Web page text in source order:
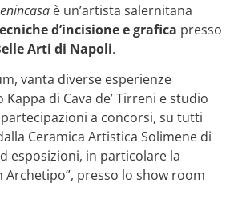
è un’artista salernitana
d’incisione e grafica presso
Arti di Napoli.
vanta diverse esperienze
di Cava de’ Tirreni e studio
a concorsi, su tutti
Ceramica Artistica Solimene di
esposizioni, in particolare la
Archetipo”, presso lo show room